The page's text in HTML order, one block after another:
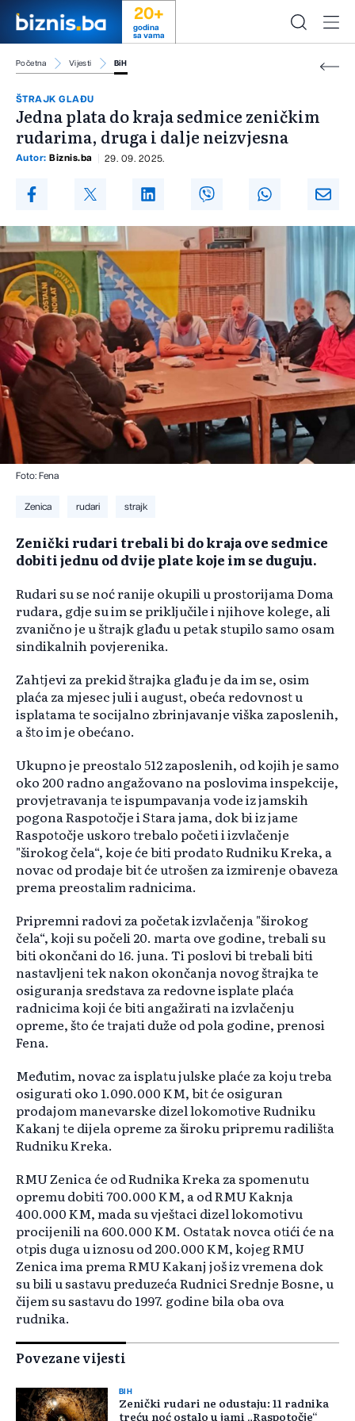
20+
godina
sa vama
Početna Vijesti BiH
ŠTRAJK GLAĐU
Jedna plata do kraja sedmice zeničkim
rudarima, druga i dalje neizvjesna
Autor: Biznis.ba 29. 09. 2025.
Foto: Fena
Zenica rudari strajk
Zenički rudari trebali bi do kraja ove sedmice
dobiti jednu od dvije plate koje im se duguju.
Rudari su se noć ranije okupili u prostorijama Doma
rudara, gdje su im se priključile i njihove kolege, ali
zvanično je u štrajk glađu u petak stupilo samo osam
sindikalnih povjerenika.
Zahtjevi za prekid štrajka glađu je da im se, osim
plaća za mjesec juli i august, obeća redovnost u
isplatama te socijalno zbrinjavanje viška zaposlenih,
a što im je obećano.
Ukupno je preostalo 512 zaposlenih, od kojih je samo
oko 200 radno angažovano na poslovima inspekcije,
provjetravanja te ispumpavanja vode iz jamskih
pogona Raspotočje i Stara jama, dok bi iz jame
Raspotočje uskoro trebalo početi i izvlačenje
"širokog čela“, koje će biti prodato Rudniku Kreka, a
novac od prodaje bit će utrošen za izmirenje obaveza
prema preostalim radnicima.
Pripremni radovi za početak izvlačenja "širokog
čela“, koji su počeli 20. marta ove godine, trebali su
biti okončani do 16. juna. Ti poslovi bi trebali biti
nastavljeni tek nakon okončanja novog štrajka te
osiguranja sredstava za redovne isplate plaća
radnicima koji će biti angažirati na izvlačenju
opreme, što će trajati duže od pola godine, prenosi
Fena.
Međutim, novac za isplatu julske plaće za koju treba
osigurati oko 1.090.000 KM, bit će osiguran
prodajom manevarske dizel lokomotive Rudniku
Kakanj te dijela opreme za široku pripremu radilišta
Rudniku Kreka.
RMU Zenica će od Rudnika Kreka za spomenutu
opremu dobiti 700.000 KM, a od RMU Kaknja
400.000 KM, mada su vještaci dizel lokomotivu
procijenili na 600.000 KM. Ostatak novca otići će na
otpis duga u iznosu od 200.000 KM, kojeg RMU
Zenica ima prema RMU Kakanj još iz vremena dok
su bili u sastavu preduzeća Rudnici Srednje Bosne, u
čijem su sastavu do 1997. godine bila oba ova
rudnika.
Povezane vijesti
BIH
Zenički rudari ne odustaju: 11 radnika
treću noć ostalo u jami „Raspotočje“